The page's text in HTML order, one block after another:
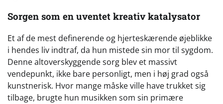
Sorgen som en uventet kreativ katalysator
Et af de mest definerende og hjerteskærende øjeblikke
i hendes liv indtraf, da hun mistede sin mor til sygdom.
Denne altoverskyggende sorg blev et massivt
vendepunkt, ikke bare personligt, men i høj grad også
kunstnerisk. Hvor mange måske ville have trukket sig
tilbage, brugte hun musikken som sin primære